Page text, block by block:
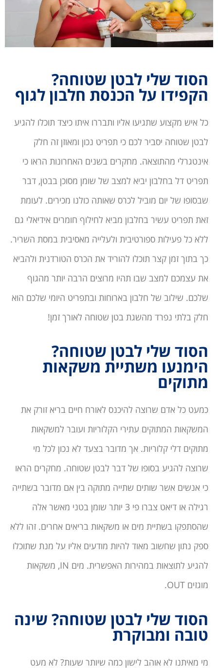
הסוד שלי לבטן שטוחה?
הקפידו על הכנסת חלבון לגוף
כל איש מקצוע שתגיעו אליו ותבררו איתו כיצד תוכלו להגיע
לבטן שטוחה יסביר לכם כי תפריט נכון ומאוזן זה חלק
אינטגרלי מהתוצאה. מחקרים בשנים האחרונות הראו כי
תפריט דל בחלבון יביא למצב של שומן מסוכן בבטן, דבר
שבסופו של יום מוביל לכרס שאותה כולנו מכירים. לעומת
זאת תפריט עשיר בחלבון מביא לחילוף חומרים אידיאלי גם
ללא כל פעילות ספורטיבית ולעלייה מאסיבית במסת השריר.
כך בתוך זמן קצר תוכלו להוריד את הכרס הטורדנית ולהביא
את עצמכם למצב שבו תהיו מרוצים הרבה יותר מהגוף
שלכם. שילוב של חלבון בארוחות ובתפריט היומי שלכם הוא
חלק בלתי נפרד מהשגת בטן שטוחה לאורך זמן!
הסוד שלי לבטן שטוחה?
הימנעו משתיית משקאות
מתוקים
כמעט כל אדם שרוצה להיכנס לאורח חיים בריא זורק את
המשקאות המתוקים עתירי הקלוריות ועובר למשקאות
מתוקים דלי קלוריות. אך מדובר בצעד לא נכון לכל מי
שרוצה להגיע בסופו של דבר לבטן שטוחה. מחקרים הראו
כי אנשים אשר שותים שתייה מתוקה בין אם מדובר בשתייה
רגילה או דיאט צברו פי 3 יותר שומן בטני מאשר אלה
שהסתפקו בשתיית מים או משקאות בריאים אחרים. זהו ללא
ספק נתון שחשוב מאוד להיות מודעים אליו על מנת שתוכלו
להגיע לתוצאות במהירות האפשרית. מים IN, משקאות
מוגזים OUT.
הסוד שלי לבטן שטוחה? שינה
טובה ומבוקרת
מי מאיתנו לא אוהב לישון כמה שיותר שעות? לא מעט